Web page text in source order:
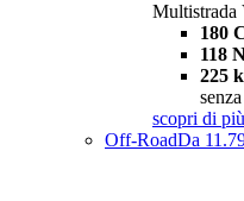
Multistrada
180
118
225
scopri di più
Off-RoadDa